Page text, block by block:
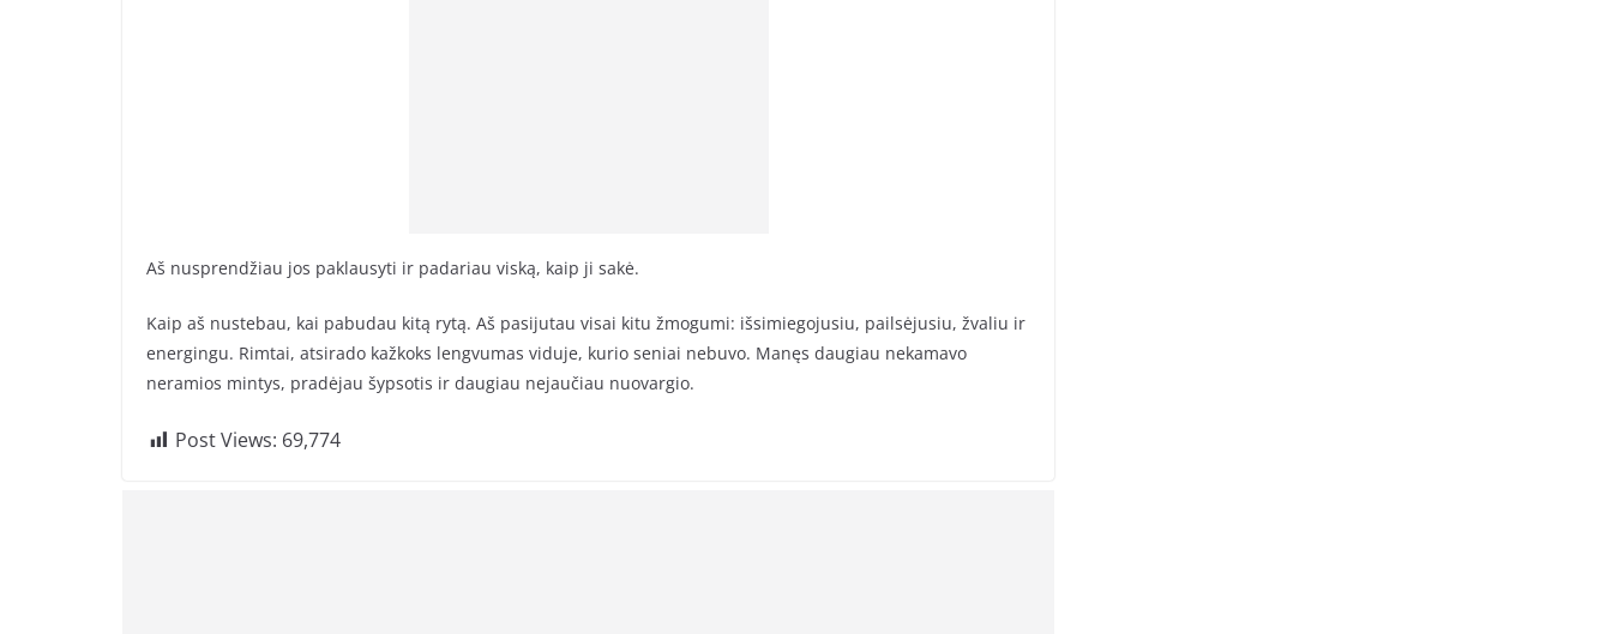
Aš nusprendžiau jos paklausyti ir padariau viską, kaip ji sakė.
Kaip aš nustebau, kai pabudau kitą rytą. Aš pasijutau visai kitu žmogumi: išsimiegojusiu, pailsėjusiu, žvaliu ir
energingu. Rimtai, atsirado kažkoks lengvumas viduje, kurio seniai nebuvo. Manęs daugiau nekamavo
neramios mintys, pradėjau šypsotis ir daugiau nejaučiau nuovargio.
Post Views: 69,774